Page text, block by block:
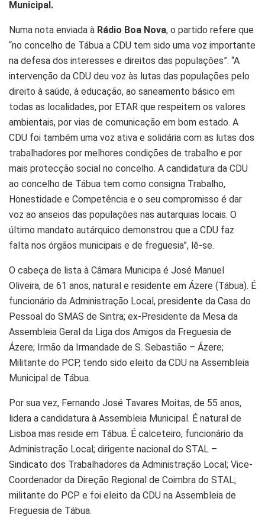
Municipal.
Numa nota enviada à Rádio Boa Nova, o partido refere que
“no concelho de Tábua a CDU tem sido uma voz importante
na defesa dos interesses e direitos das populações”. “A
intervenção da CDU deu voz às lutas das populações pelo
direito à saúde, à educação, ao saneamento básico em
todas as localidades, por ETAR que respeitem os valores
ambientais, por vias de comunicação em bom estado. A
CDU foi também uma voz ativa e solidária com as lutas dos
trabalhadores por melhores condições de trabalho e por
mais protecção social no concelho. A candidatura da CDU
ao concelho de Tábua tem como consigna Trabalho,
Honestidade e Competência e o seu compromisso é dar
voz ao anseios das populações nas autarquias locais. O
último mandato autárquico demonstrou que a CDU faz
falta nos órgãos municipais e de freguesia”, lê-se.
O cabeça de lista à Câmara Municipa é José Manuel
Oliveira, de 61 anos, natural e residente em Ázere (Tábua). É
funcionário da Administração Local, presidente da Casa do
Pessoal do SMAS de Sintra; ex-Presidente da Mesa da
Assembleia Geral da Liga dos Amigos da Freguesia de
Ázere; Irmão da Irmandade de S. Sebastião – Ázere;
Militante do PCP, tendo sido eleito da CDU na Assembleia
Municipal de Tábua.
Por sua vez, Fernando José Tavares Moitas, de 55 anos,
lidera a candidatura à Assembleia Municipal. É natural de
Lisboa mas reside em Tábua. É calceteiro, funcionário da
Administração Local; dirigente nacional do STAL –
Sindicato dos Trabalhadores da Administração Local; Vice-
Coordenador da Direção Regional de Coimbra do STAL;
militante do PCP e foi eleito da CDU na Assembleia de
Freguesia de Tábua.